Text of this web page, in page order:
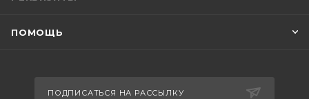
ПОМОЩЬ
ПОДПИСАТЬСЯ НА РАССЫЛКУ